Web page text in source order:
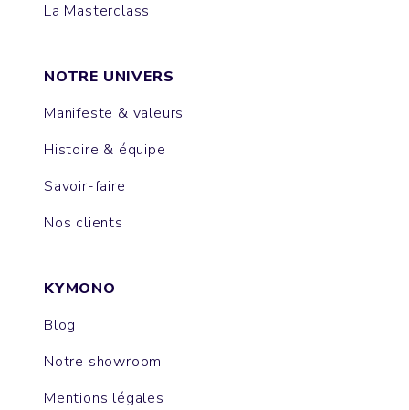
La Masterclass
NOTRE UNIVERS
Manifeste & valeurs
Histoire & équipe
Savoir-faire
Nos clients
KYMONO
Blog
Notre showroom
Mentions légales